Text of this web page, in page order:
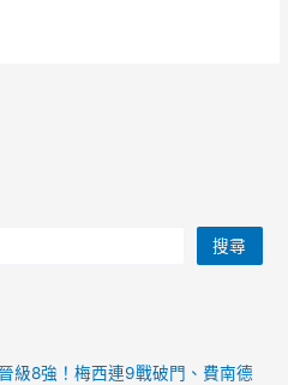
搜尋
級8強！梅西連9戰破門、費南德